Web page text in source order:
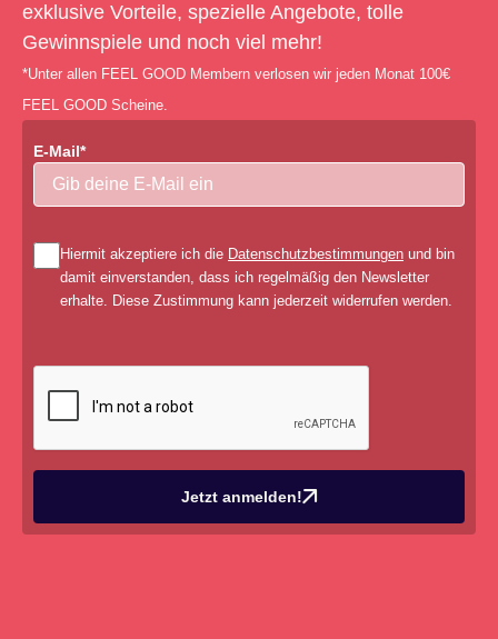
exklusive Vorteile, spezielle Angebote, tolle
Gewinnspiele und noch viel mehr!
*Unter allen FEEL GOOD Membern verlosen wir jeden Monat 100€
FEEL GOOD Scheine.
E-Mail*
Hiermit akzeptiere ich die Datenschutzbestimmungen und bin
damit einverstanden, dass ich regelmäßig den Newsletter
erhalte. Diese Zustimmung kann jederzeit widerrufen werden.
Jetzt anmelden!